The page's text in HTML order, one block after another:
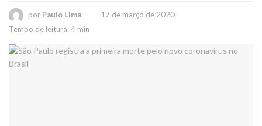
por Paulo Lima
17 de março de 2020
Tempo de leitura: 4 min